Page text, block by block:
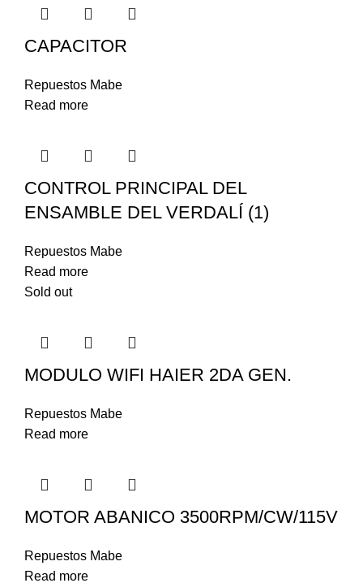
CAPACITOR
Repuestos Mabe
Read more
CONTROL PRINCIPAL DEL
ENSAMBLE DEL VERDALÍ (1)
Repuestos Mabe
Read more
Sold out
MODULO WIFI HAIER 2DA GEN.
Repuestos Mabe
Read more
MOTOR ABANICO 3500RPM/CW/115V
Repuestos Mabe
Read more